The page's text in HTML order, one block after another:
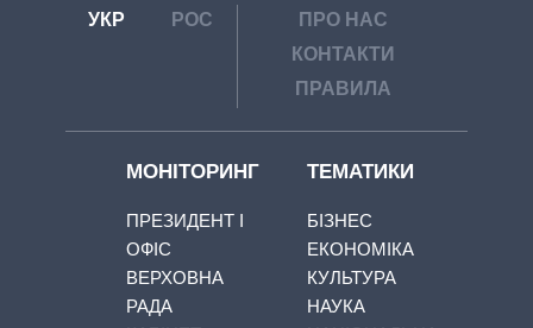
УКР РОС
ПРО НАС
КОНТАКТИ
ПРАВИЛА
МОНІТОРИНГ
ПРЕЗИДЕНТ І
ОФІС
ВЕРХОВНА
РАДА
ТЕМАТИКИ
БІЗНЕС
ЕКОНОМІКА
КУЛЬТУРА
НАУКА